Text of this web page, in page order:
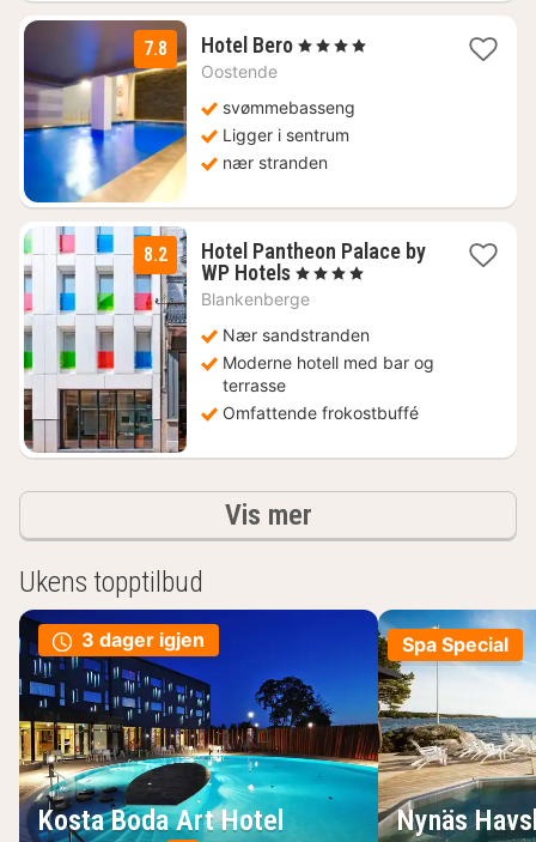
7.8 Hotel Bero1
1716
kr.
, 4 Stjerner
Oostende
svømmebasseng
Ligger i sentrum
nær stranden
8.2
Hotel Pantheon Palace by
WP Hotels2
netter
fra
1755
kr.
, 4 Stjerner
Blankenberge
Nær sandstranden
Moderne hotell med bar og
terrasse
Omfattende frokostbuffé
Vis merResultater
Ukens topptilbud
3 dager igjen
Kosta Boda Art Hotel
Spa Special
Nynäs